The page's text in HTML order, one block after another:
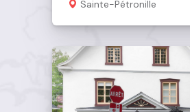
Sainte-Pétronille